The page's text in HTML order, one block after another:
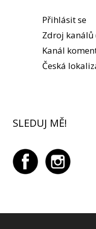
Přihlásit se
Zdroj kanálů
Kanál
Česká
SLEDUJ MĚ!